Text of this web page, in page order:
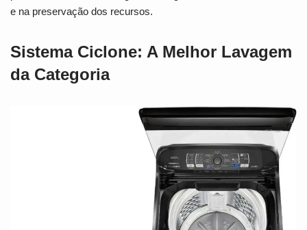
e na preservação dos recursos.
Sistema Ciclone: A Melhor Lavagem
da Categoria